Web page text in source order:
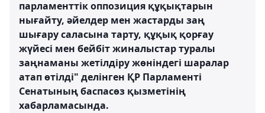
парламенттік оппозиция құқықтарын
нығайту, әйелдер мен жастарды заң
шығару саласына тарту, құқық қорғау
жүйесі мен бейбіт жиналыстар туралы
заңнаманы жетілдіру жөніндегі шаралар
атап өтілді" делінген ҚР Парламенті
Сенатының баспасөз қызметінің
хабарламасында.